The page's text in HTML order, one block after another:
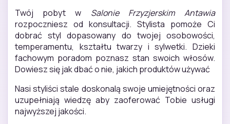
Twój pobyt w Salonie Frzyzjerskim Antawia
rozpoczniesz od konsultacji. Stylista pomoże Ci
dobrać styl dopasowany do twojej osobowości,
temperamentu, kształtu twarzy i sylwetki. Dzieki
fachowym poradom poznasz stan swoich włosów.
Dowiesz się jak dbać o nie, jakich produktów używać
Nasi styliści stale doskonalą swoje umiejętności oraz
uzupełniają wiedzę aby zaoferować Tobie usługi
najwyższej jakości.